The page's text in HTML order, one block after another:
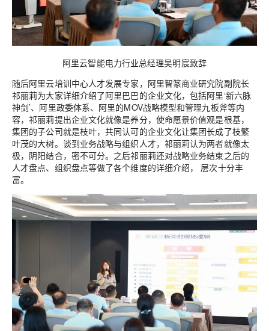
阿里云智能电力行业总经理吴明宸致辞
随后阿里云培训中心人才发展专家，阿里智篆商业研究院副院长
祁丽莉为大家详细介绍了阿里巴巴的企业文化，包括阿里‘新六脉
神剑’、阿里政委体系、阿里的MOV战略模型和管理九板斧等内
容，祁丽莉提出企业文化就像是养分，使命愿景价值观是根基，
集团的子公司就是枝叶，共同认可的企业文化让集团长成了枝繁
叶茂的大树。谈到业务战略与组织人才，祁丽莉认为两者就像太
极，阴阳结合，密不可分。之后祁丽莉还对战略业务结束之后的
人才盘点、组织盘点等做了各个维度的详细介绍， 层次十分丰
富。